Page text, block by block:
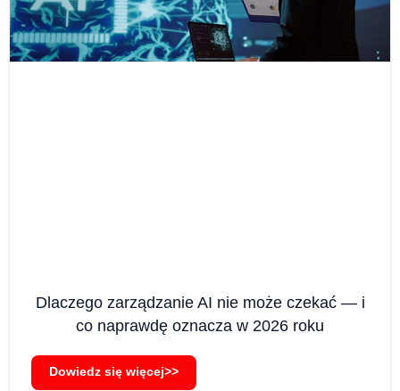
Dlaczego zarządzanie AI nie może czekać — i
co naprawdę oznacza w 2026 roku
Dowiedz się więcej>>